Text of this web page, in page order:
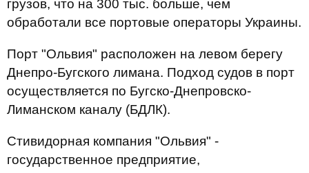
грузов, что на 300 тыс. больше, чем
обработали все портовые операторы Украины.
Порт "Ольвия" расположен на левом берегу
Днепро-Бугского лимана. Подход судов в порт
осуществляется по Бугско-Днепровско-
Лиманском каналу (БДЛК).
Стивидорная компания "Ольвия" -
государственное предприятие,